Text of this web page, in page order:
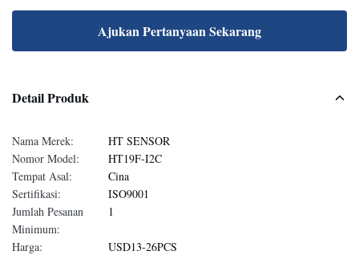
Ajukan Pertanyaan Sekarang
Detail Produk
Nama Merek:
HT SENSOR
Nomor Model:
HT19F-I2C
Tempat Asal:
Cina
Sertifikasi:
ISO9001
Jumlah Pesanan
Minimum:
1
Harga:
USD13-26PCS